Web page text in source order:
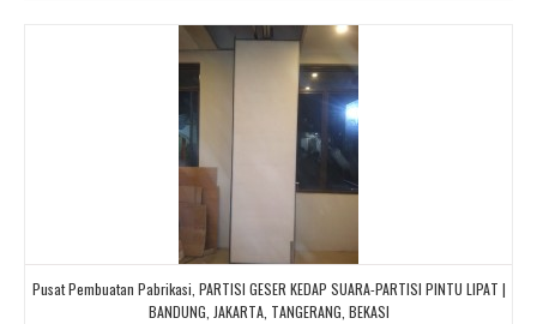
Pusat Pembuatan Pabrikasi, PARTISI GESER KEDAP SUARA-PARTISI PINTU LIPAT |
BANDUNG, JAKARTA, TANGERANG, BEKASI